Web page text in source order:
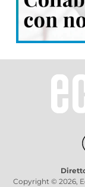
Copyright © 2026,